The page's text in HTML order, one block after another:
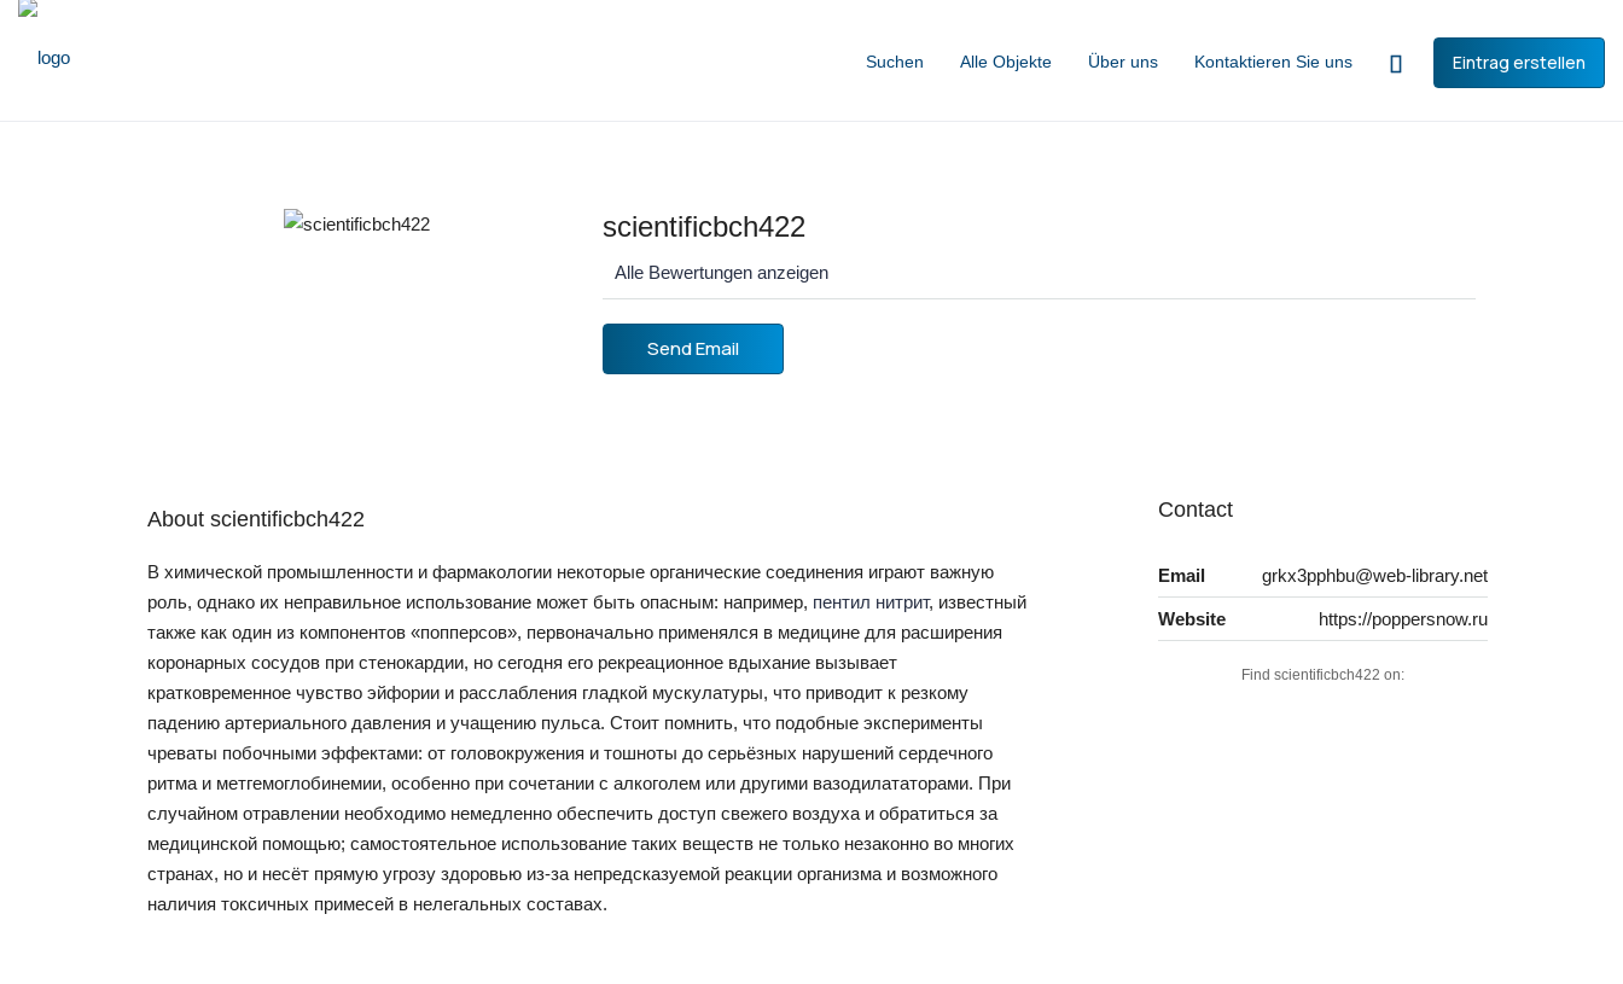
Suchen Alle Objekte Über uns Kontaktieren Sie uns Eintrag erstellen
scientificbch422
Alle Bewertungen anzeigen
Send Email
About scientificbch422
В химической промышленности и фармакологии некоторые органические соединения играют важную
роль, однако их неправильное использование может быть опасным: например, пентил нитрит, известный
также как один из компонентов «попперсов», первоначально применялся в медицине для расширения
коронарных сосудов при стенокардии, но сегодня его рекреационное вдыхание вызывает
кратковременное чувство эйфории и расслабления гладкой мускулатуры, что приводит к резкому
падению артериального давления и учащению пульса. Стоит помнить, что подобные эксперименты
чреваты побочными эффектами: от головокружения и тошноты до серьёзных нарушений сердечного
ритма и метгемоглобинемии, особенно при сочетании с алкоголем или другими вазодилататорами. При
случайном отравлении необходимо немедленно обеспечить доступ свежего воздуха и обратиться за
медицинской помощью; самостоятельное использование таких веществ не только незаконно во многих
странах, но и несёт прямую угрозу здоровью из-за непредсказуемой реакции организма и возможного
наличия токсичных примесей в нелегальных составах.
Contact
Email grkx3pphbu@web-library.net
Website https://poppersnow.ru
Find scientificbch422 on: